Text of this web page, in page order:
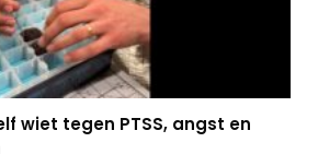
wiet tegen PTSS, angst en